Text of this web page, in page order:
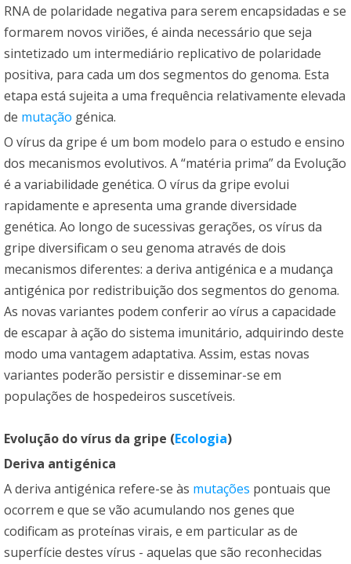
RNA de polaridade negativa para serem encapsidadas e se
formarem novos viriões, é ainda necessário que seja
sintetizado um intermediário replicativo de polaridade
positiva, para cada um dos segmentos do genoma. Esta
etapa está sujeita a uma frequência relativamente elevada
de mutação génica.
O vírus da gripe é um bom modelo para o estudo e ensino
dos mecanismos evolutivos. A “matéria prima” da Evolução
é a variabilidade genética. O vírus da gripe evolui
rapidamente e apresenta uma grande diversidade
genética. Ao longo de sucessivas gerações, os vírus da
gripe diversificam o seu genoma através de dois
mecanismos diferentes: a deriva antigénica e a mudança
antigénica por redistribuição dos segmentos do genoma.
As novas variantes podem conferir ao vírus a capacidade
de escapar à ação do sistema imunitário, adquirindo deste
modo uma vantagem adaptativa. Assim, estas novas
variantes poderão persistir e disseminar-se em
populações de hospedeiros suscetíveis.
Evolução do vírus da gripe (Ecologia)
Deriva antigénica
A deriva antigénica refere-se às mutações pontuais que
ocorrem e que se vão acumulando nos genes que
codificam as proteínas virais, e em particular as de
superfície destes vírus - aquelas que são reconhecidas